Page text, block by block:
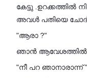
കേട്ടു .ഉറക്കത്തിൽ
അവൾ പതിയെ
"ആരാ ?"
ഞാൻ ആവേശത്തിൽ
"നീ പറ ഞാനാരാന്ന് "